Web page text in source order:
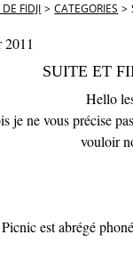
FIDJI > CATEGORIES >
SUITE ET
Hello
je ne vous précise
vouloir
est abrégé